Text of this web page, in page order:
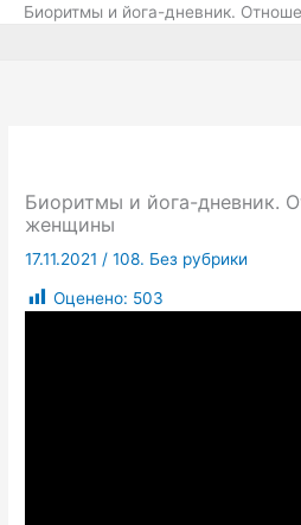
Биоритмы и йога-дневник.
Биоритмы и йога-дневник.
женщины
17.11.2021 /108. Без рубрики
Оценено: 503